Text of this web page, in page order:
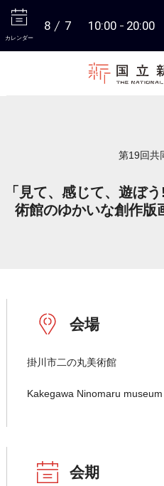
カレンダー
8 7 10:00 20:00
第19回共
「見て、感じて、遊ぼ
術館のゆかいな創作版
会場
掛川市二の丸美術館
Kakegawa Ninomaru
会期